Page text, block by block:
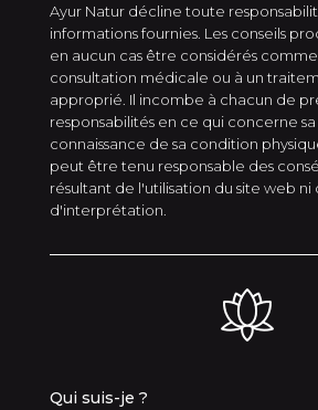
Ayur Natur décline toute
informations fournies. Les conseils
en aucun cas être considérés
consultation médicale ou à un
approprié. Il incombe à chacun de
responsabilités en ce qui concerne
connaissance de sa condition
peut être tenu responsable des
résultant de l'utilisation du site web ni
d'interprétation.
Qui suis-je ?